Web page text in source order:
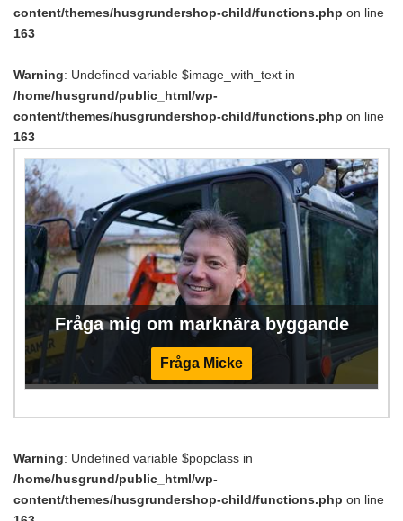
content/themes/husgrundershop-child/functions.php on line
163
Warning: Undefined variable $image_with_text in
/home/husgrund/public_html/wp-
content/themes/husgrundershop-child/functions.php on line
163
Fråga mig om marknära byggande
Fråga Micke
Warning: Undefined variable $popclass in
/home/husgrund/public_html/wp-
content/themes/husgrundershop-child/functions.php on line